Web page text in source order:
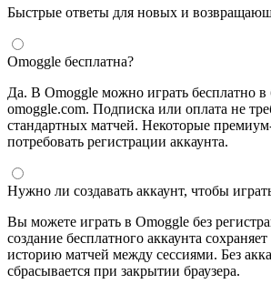
Быстрые ответы для новых и
Omoggle бесплатна?
Да. В Omoggle можно играть бесплатно в
omoggle.com. Подписка или оплата не
стандартных матчей. Некоторые
потребовать регистрации аккаунта.
Нужно ли создавать аккаунт, чтобы
Вы можете играть в Omoggle без
создание бесплатного аккаунта
историю матчей между сессиями. Без
сбрасывается при закрытии браузера.